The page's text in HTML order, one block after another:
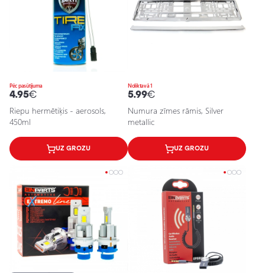
Pēc pasūtījuma
4.95€
Riepu hermētiķis - aerosols,
450ml
UZ GROZU
Noliktavā 1
5.99€
Numura zīmes rāmis, Silver
metallic
UZ GROZU